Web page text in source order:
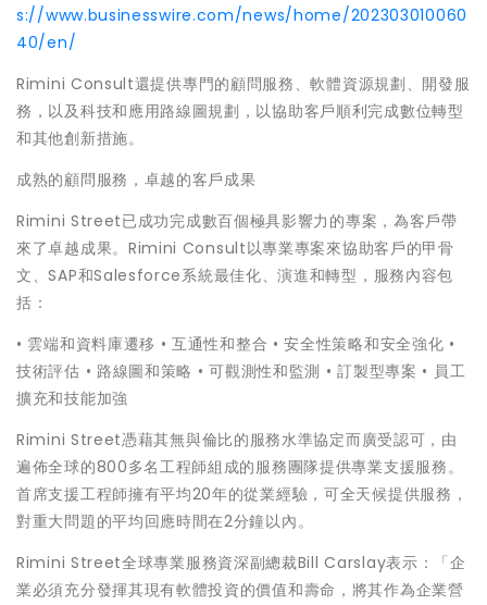
s://www.businesswire.com/news/home/202303010060
40/en/
Rimini Consult還提供專門的顧問服務、軟體資源規劃、開發服
務，以及科技和應用路線圖規劃，以協助客戶順利完成數位轉型
和其他創新措施。
成熟的顧問服務，卓越的客戶成果
Rimini Street已成功完成數百個極具影響力的專案，為客戶帶
來了卓越成果。Rimini Consult以專業專案來協助客戶的甲骨
文、SAP和Salesforce系統最佳化、演進和轉型，服務內容包
括：
• 雲端和資料庫遷移 • 互通性和整合 • 安全性策略和安全強化 •
技術評估 • 路線圖和策略 • 可觀測性和監測 • 訂製型專案 • 員工
擴充和技能加強
Rimini Street憑藉其無與倫比的服務水準協定而廣受認可，由
遍佈全球的800多名工程師組成的服務團隊提供專業支援服務。
首席支援工程師擁有平均20年的從業經驗，可全天候提供服務，
對重大問題的平均回應時間在2分鐘以內。
Rimini Street全球專業服務資深副總裁Bill Carslay表示：「企
業必須充分發揮其現有軟體投資的價值和壽命，將其作為企業營